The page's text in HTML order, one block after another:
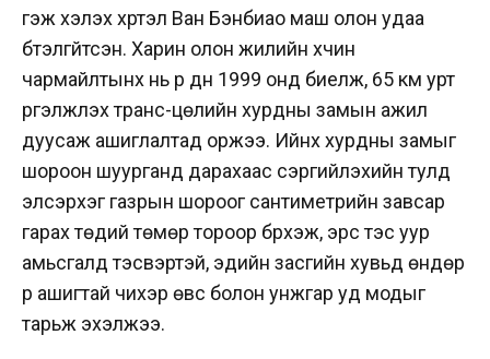
гэж хэлэх хүртэл Ван Бэнбиао маш олон удаа
бүтэлгүйтсэн. Харин олон жилийн хүчин
чармайлтынх нь үр дүн 1999 онд биелж, 65 км урт
үргэлжлэх транс-цөлийн хурдны замын ажил
дуусаж ашиглалтад оржээ. Ийнхүү хурдны замыг
шороон шуурганд дарахаас сэргийлэхийн тулд
элсэрхэг газрын шороог сантиметрийн завсар
гарах төдий төмөр тороор бүрхэж, эрс тэс уур
амьсгалд тэсвэртэй, эдийн засгийн хувьд өндөр
үр ашигтай чихэр өвс болон унжгар уд модыг
тарьж эхэлжээ.